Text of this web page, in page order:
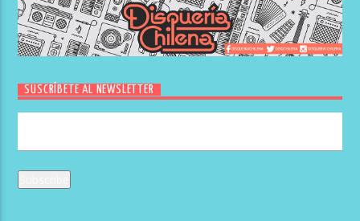
SUSCRÍBETE AL NEWSLETTER